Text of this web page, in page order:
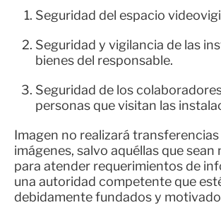
Seguridad del espacio
Seguridad y vigilancia de las
bienes del responsable.
Seguridad de los
personas que visitan las
Imagen no realizará
imágenes, salvo aquéllas que sean
para atender requerimientos de
una autoridad competente que
debidamente fundados y